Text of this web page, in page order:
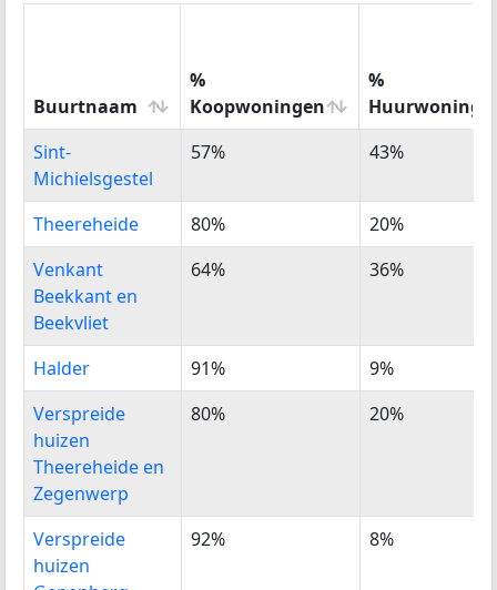
Buurtnaam
%
Koopwoningen
%
Buurtnaam
%
%
Sint-
Michielsgestel
57% 43%
Theereheide 80%
20%
Venkant
Beekkant en
Beekvliet
64% 36%
Halder 91%
9%
Verspreide
huizen
Theereheide en
Zegenwerp
80% 20%
Verspreide
huizen
92% 8%